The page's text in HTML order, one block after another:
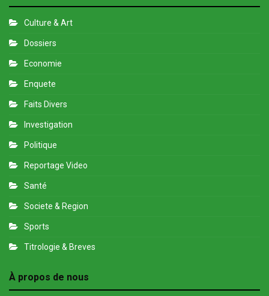
Culture & Art
Dossiers
Economie
Enquete
Faits Divers
Investigation
Politique
Reportage Video
Santé
Societe & Region
Sports
Titrologie & Breves
À propos de nous